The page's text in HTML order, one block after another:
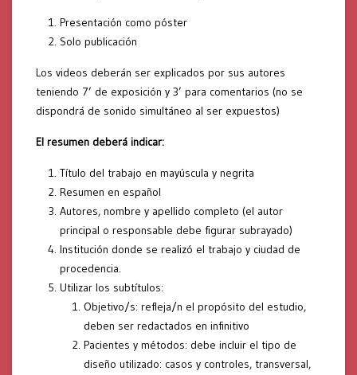
Presentación como póster
Solo publicación
Los videos deberán ser explicados por sus autores
teniendo 7’ de exposición y 3’ para comentarios (no se
dispondrá de sonido simultáneo al ser expuestos)
El resumen deberá indicar:
Título del trabajo en mayúscula y negrita
Resumen en español
Autores, nombre y apellido completo (el autor
principal o responsable debe figurar subrayado)
Institución donde se realizó el trabajo y ciudad de
procedencia.
Utilizar los subtítulos:
Objetivo/s: refleja/n el propósito del estudio,
deben ser redactados en infinitivo
Pacientes y métodos: debe incluir el tipo de
diseño utilizado: casos y controles, transversal,